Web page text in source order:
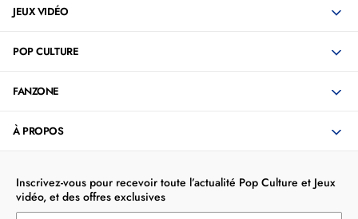
JEUX VIDÉO
POP CULTURE
FANZONE
À PROPOS
Inscrivez-vous pour recevoir toute l’actualité Pop Culture et Jeux
vidéo, et des offres exclusives